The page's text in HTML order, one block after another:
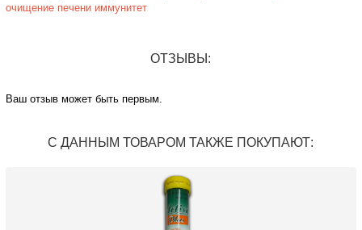
очищение печени иммунитет
ОТЗЫВЫ:
Ваш отзыв может быть первым.
С ДАННЫМ ТОВАРОМ ТАКЖЕ ПОКУПАЮТ: